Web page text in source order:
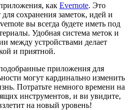
как Evernote. Это
сохранения заметок, идей и
вы всегда будете иметь под
Удобная система меток и
между устройствами делает
и приятной.
приложения для
могут кардинально изменить
Потратьте немного времени на
инструментов, и ви увидите,
на новый уровень!